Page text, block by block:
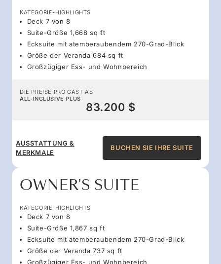
KATEGORIE-HIGHLIGHTS
Deck 7 von 8
Suite-Größe 1,668 sq ft
Ecksuite mit atemberaubendem 270-Grad-Blick
Größe der Veranda 684 sq ft
Großzügiger Ess- und Wohnbereich
DIE PREISE PRO GAST AB
ALL-INCLUSIVE PLUS
83.200 $
AUSSTATTUNG &
MERKMALE
BUCHEN SIE IHRE SUITE
OWNER'S SUITE
KATEGORIE-HIGHLIGHTS
Deck 7 von 8
Suite-Größe 1,867 sq ft
Ecksuite mit atemberaubendem 270-Grad-Blick
Größe der Veranda 737 sq ft
Großzügiger Ess- und Wohnbereich